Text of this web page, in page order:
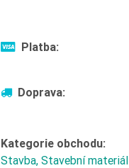
Platba:
Doprava:
Kategorie obchodu:
Stavba, Stavební materiál